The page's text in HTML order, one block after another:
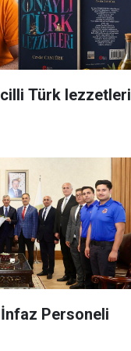
Türk lezzetleri
Personeli